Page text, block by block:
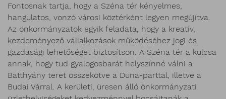
Fontosnak tartja, hogy a Széna tér kényelmes,
hangulatos, vonzó városi köztérként legyen megújítva.
Az önkormányzatok egyik feladata, hogy a kreatív,
kezdeményező vállalkozások működéséhez jogi és
gazdasági lehetőséget biztosítson. A Széna tér a kulcsa
annak, hogy tud gyalogosbarát helyszínné válni a
Batthyány teret összekötve a Duna-parttal, illetve a
Budai Várral. A kerületi, üresen álló önkormányzati